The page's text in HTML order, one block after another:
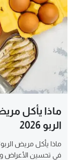
ماذا يأكل
الربو 2026
ماذا يأكل مريض
في تحسين الأعراض